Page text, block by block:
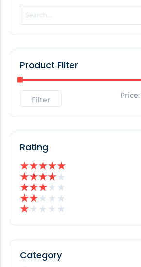
POPULAR THIS WEEK
No Posts Found!
No Posts Found!
Product Filter
Filter Price:
Rating
★★★★★
★★★★★
★★★★ ★
★★★ ★ ★
★★ ★ ★ ★
Category